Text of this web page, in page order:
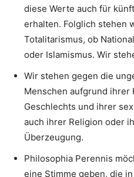
diese Werte auch für
erhalten. Folglich stehen
Totalitarismus, ob
oder Islamismus. Wir
Wir stehen gegen die
Menschen aufgrund ihrer
Geschlechts und ihrer
auch ihrer Religion oder
Überzeugung.
Philosophia Perennis
eine Stimme geben, die